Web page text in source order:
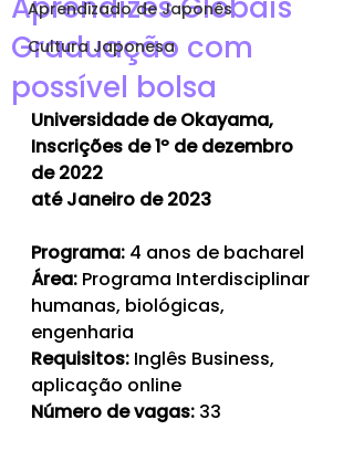
Aprendizado de Japonês
Cultura Japonesa
Graduação com
possível bolsa
Universidade de Okayama,
Inscrições de 1º de dezembro
de 2022
até Janeiro de 2023
Programa: 4 anos de bacharel
Área: Programa Interdisciplinar
humanas, biológicas,
engenharia
Requisitos: Inglês Business,
aplicação online
Número de vagas: 33